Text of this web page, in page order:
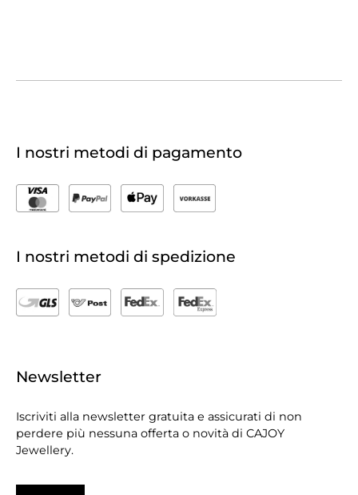
I nostri metodi di pagamento
I nostri metodi di spedizione
Newsletter
Iscriviti alla newsletter gratuita e assicurati di non
perdere più nessuna offerta o novità di CAJOY
Jewellery.